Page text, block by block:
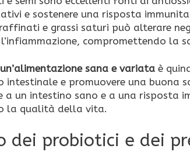
e sostenere una risposta
e grassi saturi può alterare
compromettendo la
un’alimentazione sana e variata è
intestinale e promuovere una buona
a un intestino sano e a una risposta
la qualità della vita.
dei probiotici e dei